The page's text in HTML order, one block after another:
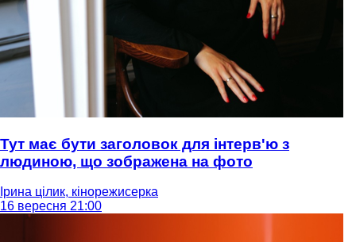
Тут має бути заголовок для інтерв'ю з
людиною, що зображена на фото
Ірина цілик, кінорежисерка
16 вересня 21:00